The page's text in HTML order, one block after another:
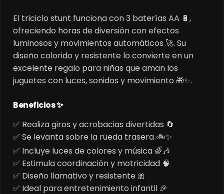
El triciclo stunt funciona con 3 baterías AA 🔋,
ofreciendo horas de diversión con efectos
luminosos y movimientos automáticos 🚀. Su
diseño colorido y resistente lo convierte en un
excelente regalo para niñas que aman los
juguetes con luces, sonidos y movimiento 🎁✨.
Beneficios ✨
✅ Realiza giros y acrobacias divertidas 🔄
✅ Se levanta sobre la rueda trasera 🚲✨
✅ Incluye luces de colores y música 🌈🎶
✅ Estimula coordinación y motricidad 🧠
✅ Diseño llamativo y resistente 🎀
✅ Ideal para entretenimiento infantil 🎉